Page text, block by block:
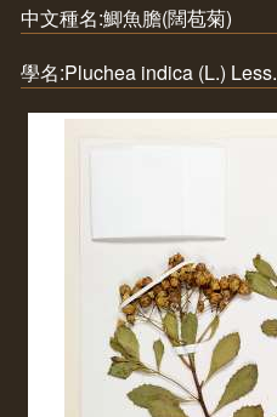
中文種名:鯽魚膽(闊苞菊)
學名:Pluchea indica (L.) Less.